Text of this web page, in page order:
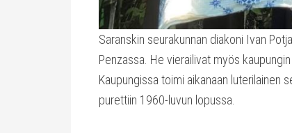
Saranskin seurakunnan diakoni Ivan
Penzassa. He vierailivat myös
Kaupungissa toimi aikanaan luterilainen
purettiin 1960-luvun lopussa.